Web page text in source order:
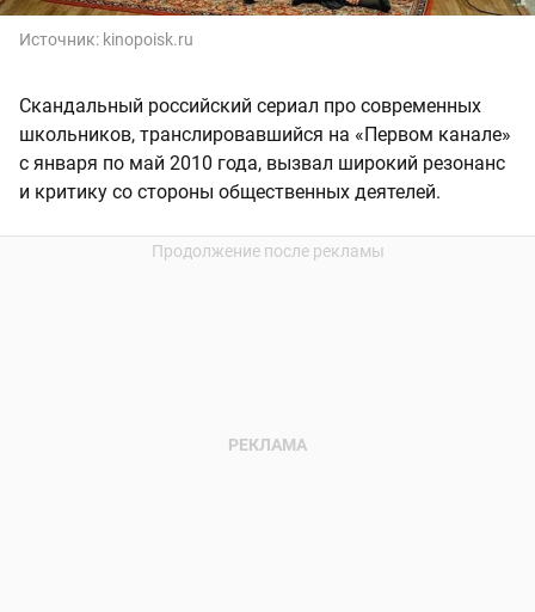
Источник: kinopoisk.ru
Скандальный российский сериал про современных
школьников, транслировавшийся на «Первом канале»
с января по май 2010 года, вызвал широкий резонанс
и критику со стороны общественных деятелей.